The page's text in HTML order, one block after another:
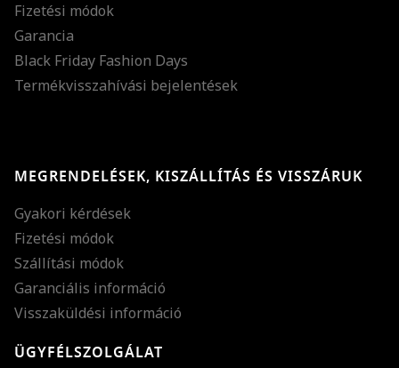
Fizetési módok
Garancia
Black Friday Fashion Days
Termékvisszahívási bejelentések
MEGRENDELÉSEK, KISZÁLLÍTÁS ÉS VISSZÁRUK
Gyakori kérdések
Fizetési módok
Szállítási módok
Garanciális információ
Visszaküldési információ
ÜGYFÉLSZOLGÁLAT